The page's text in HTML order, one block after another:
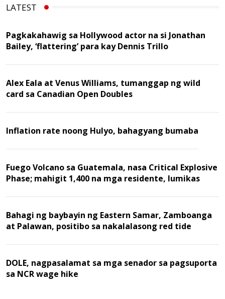
LATEST
Pagkakahawig sa Hollywood actor na si Jonathan
Bailey, ‘flattering’ para kay Dennis Trillo
Alex Eala at Venus Williams, tumanggap ng wild
card sa Canadian Open Doubles
Inflation rate noong Hulyo, bahagyang bumaba
Fuego Volcano sa Guatemala, nasa Critical Explosive
Phase; mahigit 1,400 na mga residente, lumikas
Bahagi ng baybayin ng Eastern Samar, Zamboanga
at Palawan, positibo sa nakalalasong red tide
DOLE, nagpasalamat sa mga senador sa pagsuporta
sa NCR wage hike